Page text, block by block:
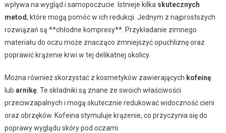
wpływa na wygląd i samopoczucie. Istnieje kilka skutecznych
metod, które mogą pomóc w ich redukcji. Jednym z najprostszych
rozwiązań są **chłodne kompresy**. Przykładanie zimnego
materiału do oczu może znacząco zmniejszyć opuchliznę oraz
poprawić krążenie krwi w tej delikatnej okolicy.
Można również skorzystać z kosmetyków zawierających kofeinę
lub arnikę. Te składniki są znane ze swoich właściwości
przeciwzapalnych i mogą skutecznie redukować widoczność cieni
oraz obrzęków. Kofeina stymuluje krążenie, co przyczynia się do
poprawy wyglądu skóry pod oczami.